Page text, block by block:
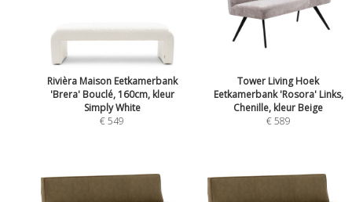
Rivièra Maison Eetkamerbank
'Brera' Bouclé, 160cm, kleur
Simply White
€ 549
Tower Living Hoek
Eetkamerbank 'Rosora' Links,
Chenille, kleur Beige
€ 589